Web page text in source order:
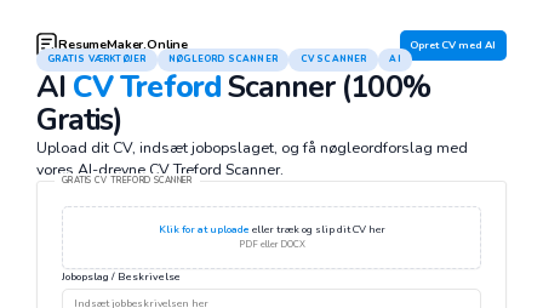
ResumeMaker.Online Opret CV med AI
GRATIS VÆRKTØJER NØGLEORD SCANNER CV SCANNER AI
AI CV TrefordScanner (100%
Gratis)
Upload dit CV, indsæt jobopslaget, og få nøgleordforslag med
vores AI-drevne CV Treford Scanner.
GRATIS CV TREFORD SCANNER
Klik for at uploade eller træk og slip dit CV her
PDF eller DOCX
Jobopslag / Beskrivelse